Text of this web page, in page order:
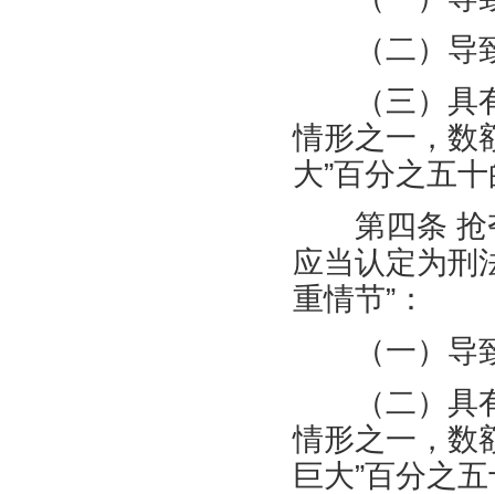
（二）导
（三）具有
情形之一，数
大”百分之五
第四条 抢
应当认定为刑
重情节”：
（一）导
（二）具有
情形之一，数
巨大”百分之